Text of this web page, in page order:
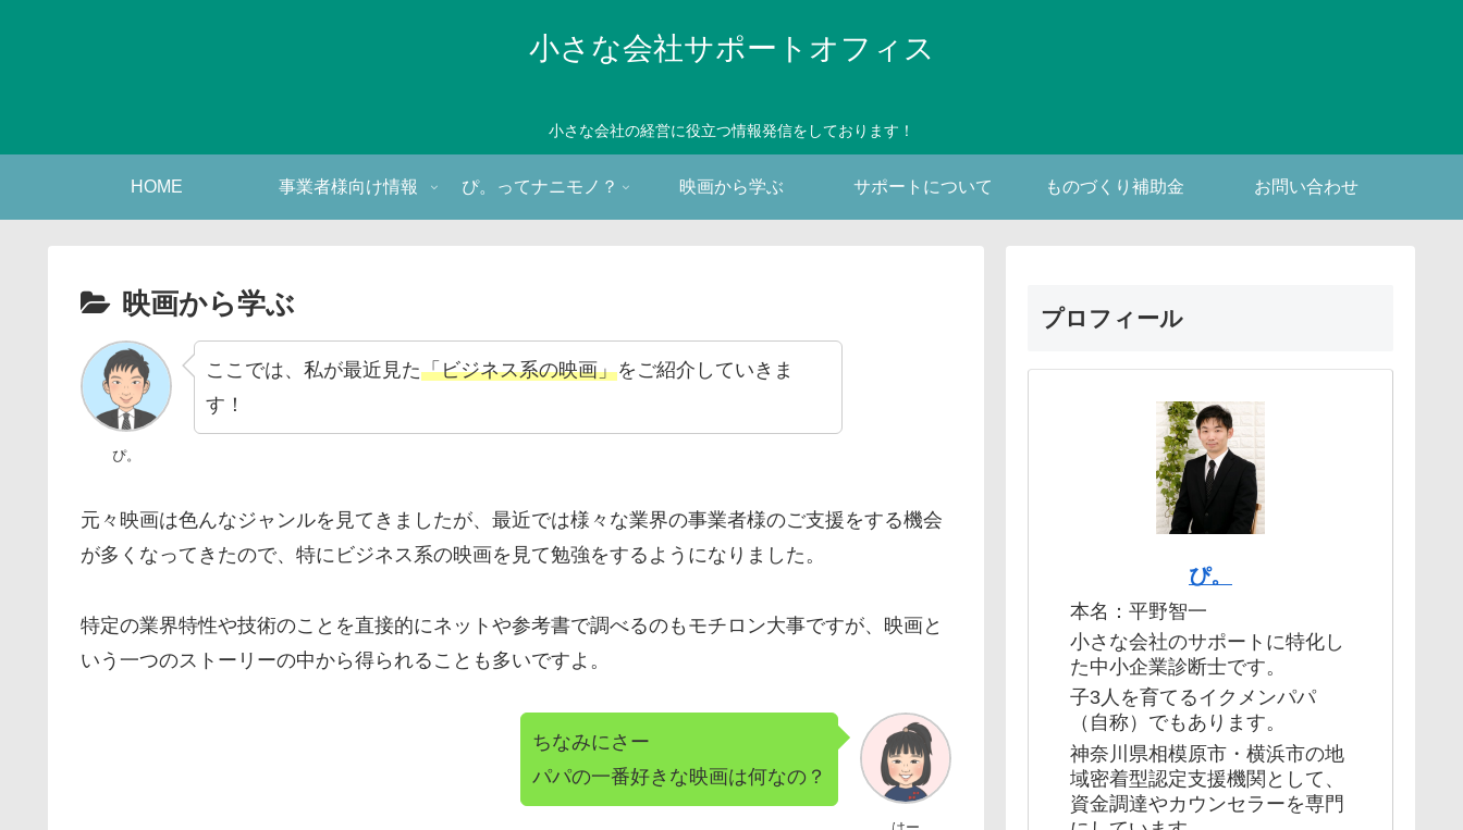
小さな会社サポートオフィス
小さな会社の経営に役立つ情報発信をしております！
HOME 事業者様向け情報 ぴ。ってナニモノ？ 映画から学ぶ サポートについて ものづくり補助金 お問い合わせ
映画から学ぶ
ぴ。
ここでは、私が最近見た「ビジネス系の映画」をご紹介していきま
す！
元々映画は色んなジャンルを見てきましたが、最近では様々な業界の事業者様のご支援をする機会
が多くなってきたので、特にビジネス系の映画を見て勉強をするようになりました。
特定の業界特性や技術のことを直接的にネットや参考書で調べるのもモチロン大事ですが、映画と
いう一つのストーリーの中から得られることも多いですよ。
ちなみにさー
パパの一番好きな映画は何なの？
プロフィール
ぴ。
本名：平野智一
小さな会社のサポートに特化し
た中小企業診断士です。
子3人を育てるイクメンパパ
（自称）でもあります。
神奈川県相模原市・横浜市の地
域密着型認定支援機関として、
資金調達やカウンセラーを専門